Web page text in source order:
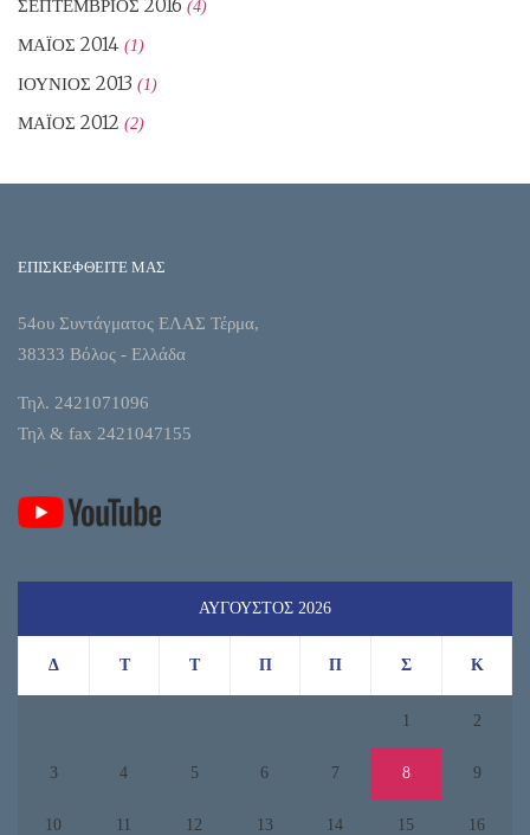
ΣΕΠΤΈΜΒΡΙΟΣ 2016 (4)
ΜΆΙΟΣ 2014 (1)
ΙΟΎΝΙΟΣ 2013 (1)
ΜΆΙΟΣ 2012 (2)
ΕΠΙΣΚΕΦΘΕΙΤΕ ΜΑΣ
54ου Συντάγματος ΕΛΑΣ Τέρμα,
38333 Βόλος - Ελλάδα
Τηλ. 2421071096
Τηλ & fax 2421047155
ΑΎΓΟΥΣΤΟΣ 2026
Δ Τ Τ Π Π Σ Κ
1 2
3 4 5 6 7 8 9
10 11 12 13 14 15 16